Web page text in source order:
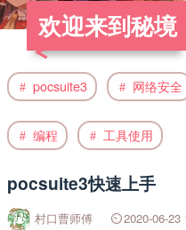
欢迎来到秘境
pocsuite3 网络安全
编程 工具使用
pocsuite3快速上手
村口曹师傅 2020-06-23